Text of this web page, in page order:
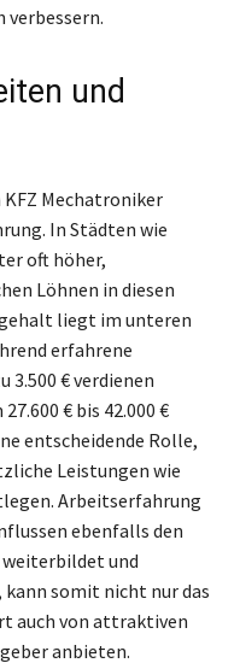
und
Mechatroniker
In Städten wie
oft höher,
Löhnen in diesen
liegt im unteren
erfahrene
3.500 € verdienen
€ bis 42.000 €
entscheidende Rolle,
Leistungen wie
Arbeitserfahrung
ebenfalls den
und
somit nicht nur das
auch von attraktiven
anbieten.